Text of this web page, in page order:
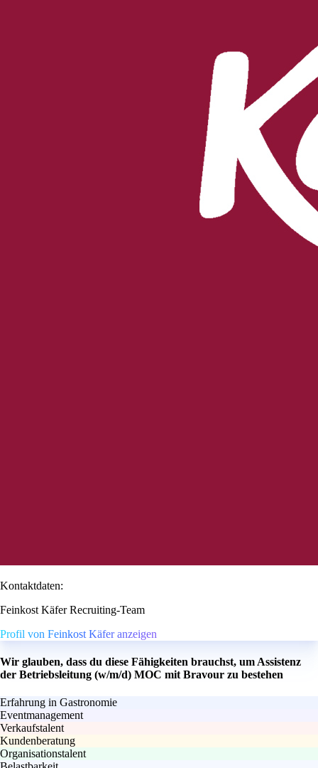
Kontaktdaten:
Feinkost Käfer Recruiting-Team
Profil von Feinkost Käfer anzeigen
Wir glauben, dass du diese Fähigkeiten brauchst, um Assistenz
der Betriebsleitung (w/m/d) MOC mit Bravour zu bestehen
Erfahrung in Gastronomie
Eventmanagement
Verkaufstalent
Kundenberatung
Organisationstalent